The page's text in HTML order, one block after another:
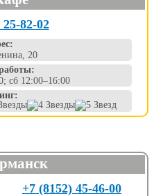
82-02
20
сб 12:00–16:00
+7 (8152) 45-46-00